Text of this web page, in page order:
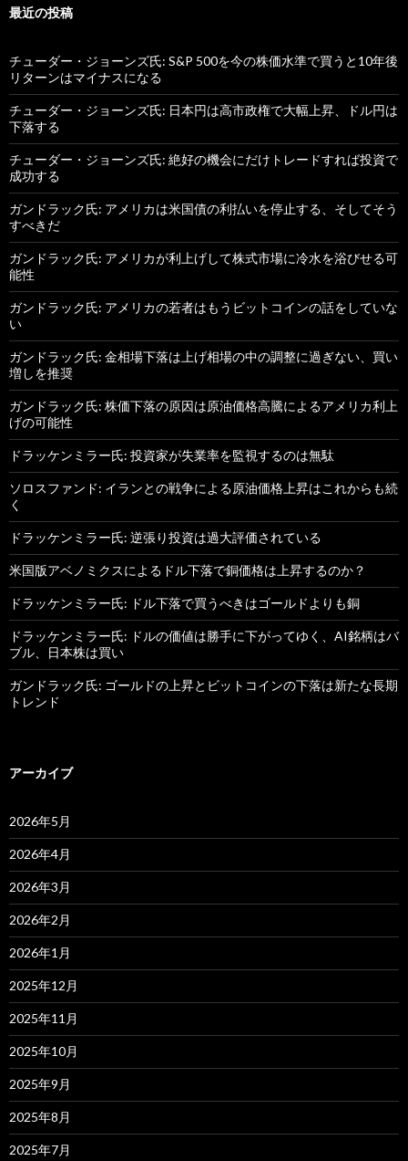
最近の投稿
チューダー・ジョーンズ氏: S&P 500を今の株価水準で買うと10年後
リターンはマイナスになる
チューダー・ジョーンズ氏: 日本円は高市政権で大幅上昇、ドル円は
下落する
チューダー・ジョーンズ氏: 絶好の機会にだけトレードすれば投資で
成功する
ガンドラック氏: アメリカは米国債の利払いを停止する、そしてそう
すべきだ
ガンドラック氏: アメリカが利上げして株式市場に冷水を浴びせる可
能性
ガンドラック氏: アメリカの若者はもうビットコインの話をしていな
い
ガンドラック氏: 金相場下落は上げ相場の中の調整に過ぎない、買い
増しを推奨
ガンドラック氏: 株価下落の原因は原油価格高騰によるアメリカ利上
げの可能性
ドラッケンミラー氏: 投資家が失業率を監視するのは無駄
ソロスファンド: イランとの戦争による原油価格上昇はこれからも続
く
ドラッケンミラー氏: 逆張り投資は過大評価されている
米国版アベノミクスによるドル下落で銅価格は上昇するのか？
ドラッケンミラー氏: ドル下落で買うべきはゴールドよりも銅
ドラッケンミラー氏: ドルの価値は勝手に下がってゆく、AI銘柄はバ
ブル、日本株は買い
ガンドラック氏: ゴールドの上昇とビットコインの下落は新たな長期
トレンド
アーカイブ
2026年5月
2026年4月
2026年3月
2026年2月
2026年1月
2025年12月
2025年11月
2025年10月
2025年9月
2025年8月
2025年7月